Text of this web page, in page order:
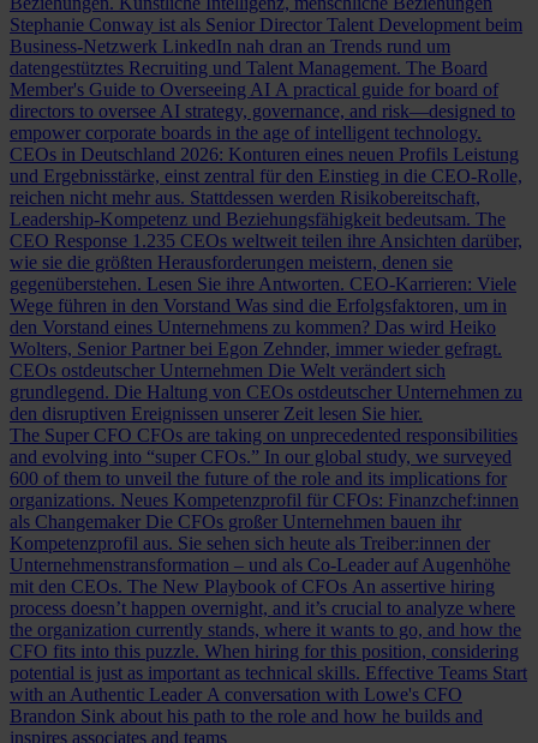
Stephanie Conway ist als Senior Director Talent Development beim
Business-Netzwerk LinkedIn nah dran an Trends rund um
datengestütztes Recruiting und Talent Management. The Board
Member's Guide to Overseeing AI A practical guide for board of
directors to oversee AI strategy, governance, and risk—designed to
empower corporate boards in the age of intelligent technology.
CEOs in Deutschland 2026: Konturen eines neuen Profils Leistung
und Ergebnisstärke, einst zentral für den Einstieg in die CEO-Rolle,
reichen nicht mehr aus. Stattdessen werden Risikobereitschaft,
Leadership-Kompetenz und Beziehungsfähigkeit bedeutsam. The
CEO Response 1.235 CEOs weltweit teilen ihre Ansichten darüber,
wie sie die größten Herausforderungen meistern, denen sie
gegenüberstehen. Lesen Sie ihre Antworten. CEO-Karrieren: Viele
Wege führen in den Vorstand Was sind die Erfolgsfaktoren, um in
den Vorstand eines Unternehmens zu kommen? Das wird Heiko
Wolters, Senior Partner bei Egon Zehnder, immer wieder gefragt.
CEOs ostdeutscher Unternehmen Die Welt verändert sich
grundlegend. Die Haltung von CEOs ostdeutscher Unternehmen zu
den disruptiven Ereignissen unserer Zeit lesen Sie hier.
The Super CFO CFOs are taking on unprecedented responsibilities
and evolving into “super CFOs.” In our global study, we surveyed
600 of them to unveil the future of the role and its implications for
organizations. Neues Kompetenzprofil für CFOs: Finanzchef:innen
als Changemaker Die CFOs großer Unternehmen bauen ihr
Kompetenzprofil aus. Sie sehen sich heute als Treiber:innen der
Unternehmenstransformation – und als Co-Leader auf Augenhöhe
mit den CEOs. The New Playbook of CFOs An assertive hiring
process doesn’t happen overnight, and it’s crucial to analyze where
the organization currently stands, where it wants to go, and how the
CFO fits into this puzzle. When hiring for this position, considering
potential is just as important as technical skills. Effective Teams Start
with an Authentic Leader A conversation with Lowe's CFO
Brandon Sink about his path to the role and how he builds and
inspires associates and teams